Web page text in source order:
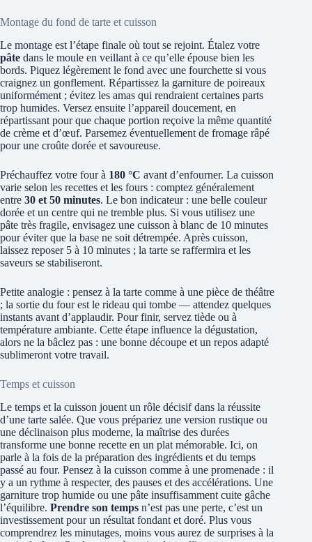
Montage du fond de tarte et cuisson
Le montage est l’étape finale où tout se rejoint. Étalez votre
pâte dans le moule en veillant à ce qu’elle épouse bien les
bords. Piquez légèrement le fond avec une fourchette si vous
craignez un gonflement. Répartissez la garniture de poireaux
uniformément ; évitez les amas qui rendraient certaines parts
trop humides. Versez ensuite l’appareil doucement, en
répartissant pour que chaque portion reçoive la même quantité
de crème et d’œuf. Parsemez éventuellement de fromage râpé
pour une croûte dorée et savoureuse.
Préchauffez votre four à 180 °C avant d’enfourner. La cuisson
varie selon les recettes et les fours : comptez généralement
entre 30 et 50 minutes. Le bon indicateur : une belle couleur
dorée et un centre qui ne tremble plus. Si vous utilisez une
pâte très fragile, envisagez une cuisson à blanc de 10 minutes
pour éviter que la base ne soit détrempée. Après cuisson,
laissez reposer 5 à 10 minutes ; la tarte se raffermira et les
saveurs se stabiliseront.
Petite analogie : pensez à la tarte comme à une pièce de théâtre
; la sortie du four est le rideau qui tombe — attendez quelques
instants avant d’applaudir. Pour finir, servez tiède ou à
température ambiante. Cette étape influence la dégustation,
alors ne la bâclez pas : une bonne découpe et un repos adapté
sublimeront votre travail.
Temps et cuisson
Le temps et la cuisson jouent un rôle décisif dans la réussite
d’une tarte salée. Que vous prépariez une version rustique ou
une déclinaison plus moderne, la maîtrise des durées
transforme une bonne recette en un plat mémorable. Ici, on
parle à la fois de la préparation des ingrédients et du temps
passé au four. Pensez à la cuisson comme à une promenade : il
y a un rythme à respecter, des pauses et des accélérations. Une
garniture trop humide ou une pâte insuffisamment cuite gâche
l’équilibre. Prendre son temps n’est pas une perte, c’est un
investissement pour un résultat fondant et doré. Plus vous
comprendrez les minutages, moins vous aurez de surprises à la